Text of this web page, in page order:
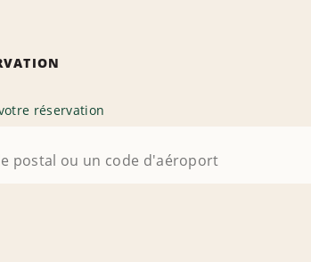
réservation